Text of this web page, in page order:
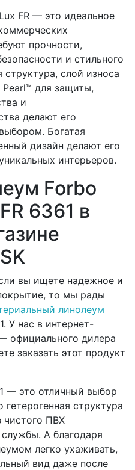
FR — это идеальное
прочности,
и стильного
структура, слой износа
Pearl™ для защиты,
и
делают его
Богатая
дизайн делают его
интерьеров.
Forbo
6361 в
вы ищете надежное и
то мы рады
линолеум
У нас в интернет-
официального дилера
заказать этот продукт
— это отличный выбор
структура
чистого ПВХ
А благодаря
легко ухаживать,
вид даже после